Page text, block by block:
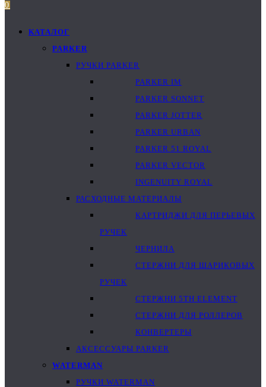
0
КАТАЛОГ
PARKER
РУЧКИ PARKER
PARKER IM
PARKER SONNET
PARKER JOTTER
PARKER URBAN
PARKER 51 ROYAL
PARKER VECTOR
INGENUITY ROYAL
РАСХОДНЫЕ МАТЕРИАЛЫ
КАРТРИДЖИ ДЛЯ ПЕРЬЕВЫХ
РУЧЕК
ЧЕРНИЛА
СТЕРЖНИ ДЛЯ ШАРИКОВЫХ
РУЧЕК
СТЕРЖНИ 5TH ELEMENT
СТЕРЖНИ ДЛЯ РОЛЛЕРОВ
КОНВЕРТЕРЫ
АКСЕССУАРЫ PARKER
WATERMAN
РУЧКИ WATERMAN